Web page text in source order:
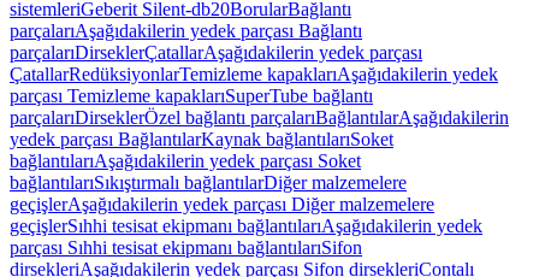
sistemleriGeberit Silent-db20BorularBağlantı
parçalarıAşağıdakilerin yedek parçası Bağlantı
parçalarıDirseklerÇatallarAşağıdakilerin yedek parçası
ÇatallarRedüksiyonlarTemizleme kapaklarıAşağıdakilerin yedek
parçası Temizleme kapaklarıSuperTube bağlantı
parçalarıDirseklerÖzel bağlantı parçalarıBağlantılarAşağıdakilerin
yedek parçası BağlantılarKaynak bağlantılarıSoket
bağlantılarıAşağıdakilerin yedek parçası Soket
bağlantılarıSıkıştırmalı bağlantılarDiğer malzemelere
geçişlerAşağıdakilerin yedek parçası Diğer malzemelere
geçişlerSıhhi tesisat ekipmanı bağlantılarıAşağıdakilerin yedek
parçası Sıhhi tesisat ekipmanı bağlantılarıSifon
dirsekleriAşağıdakilerin yedek parçası Sifon dirsekleriContalı